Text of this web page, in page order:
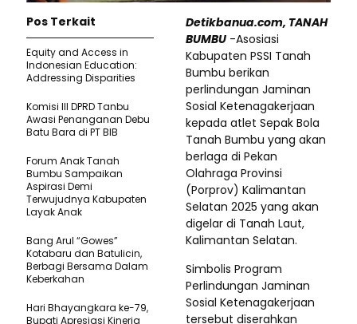
Detikbanua.com, TANAH
BUMBU -Asosiasi
Kabupaten PSSI Tanah
Bumbu berikan
perlindungan Jaminan
Sosial Ketenagakerjaan
kepada atlet Sepak Bola
Tanah Bumbu yang akan
berlaga di Pekan
Olahraga Provinsi
(Porprov) Kalimantan
Selatan 2025 yang akan
digelar di Tanah Laut,
Kalimantan Selatan.
Simbolis Program
Perlindungan Jaminan
Sosial Ketenagakerjaan
tersebut diserahkan
Pos Terkait
Equity and Access in
Indonesian Education:
Addressing Disparities
Komisi III DPRD Tanbu
Awasi Penanganan Debu
Batu Bara di PT BIB
Forum Anak Tanah
Bumbu Sampaikan
Aspirasi Demi
Terwujudnya Kabupaten
Layak Anak
Bang Arul “Gowes”
Kotabaru dan Batulicin,
Berbagi Bersama Dalam
Keberkahan
Hari Bhayangkara ke-79,
Bupati Apresiasi Kinerja